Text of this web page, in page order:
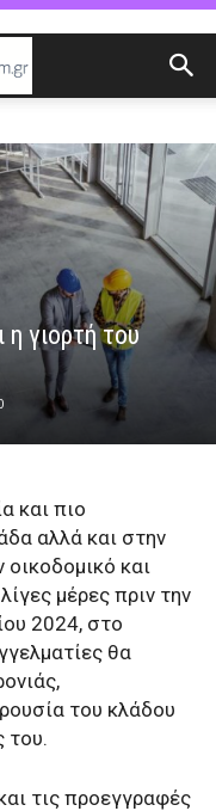
γιορτή του
και πιο
αλλά και στην
και
μέρες πριν την
2024, στο
θα
του κλάδου
του.
τις προεγγραφές